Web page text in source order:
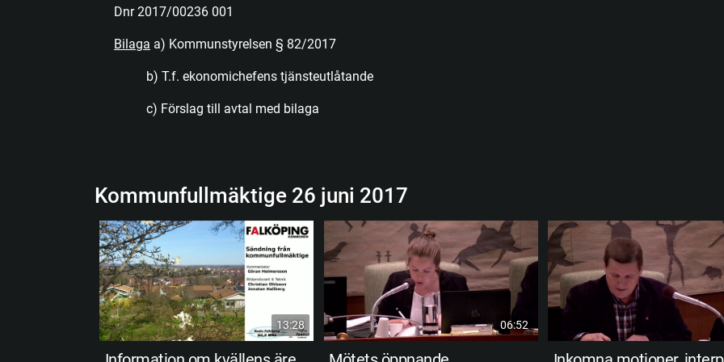
Dnr 2017/00236 001
Bilaga a) Kommunstyrelsen § 82/2017
b) T.f. ekonomichefens tjänsteutlåtande
c) Förslag till avtal med bilaga
Kommunfullmäktige 26 juni 2017
13:28 06:52